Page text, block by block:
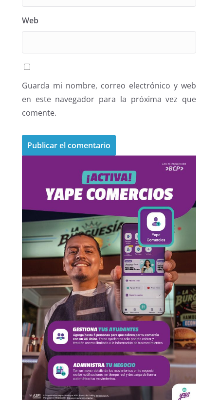
Web
Guarda mi nombre, correo electrónico y web
en este navegador para la próxima vez que
comente.